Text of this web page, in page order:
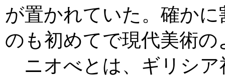
が置かれていた。確か
のも初めてで現代美術
ニオべとは、ギリシア